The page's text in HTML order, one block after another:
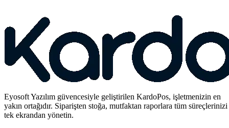
Eyosoft Yazılım güvencesiyle geliştirilen KardoPos, işletmenizin en
yakın ortağıdır. Siparişten stoğa, mutfaktan raporlara tüm süreçlerinizi
tek ekrandan yönetin.